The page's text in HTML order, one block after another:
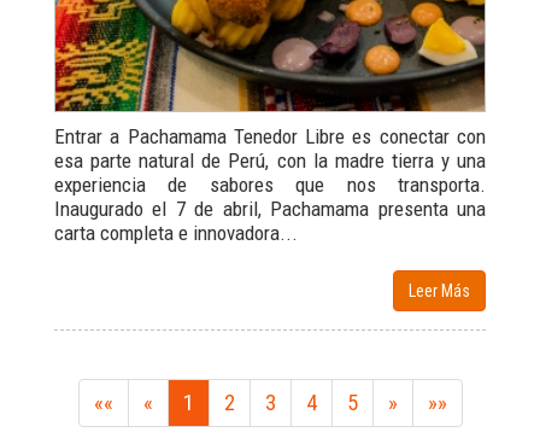
Entrar a Pachamama Tenedor Libre es conectar con
esa parte natural de Perú, con la madre tierra y una
experiencia de sabores que nos transporta.
Inaugurado el 7 de abril, Pachamama presenta una
carta completa e innovadora...
Leer Más
«« « 1 2 3 4 5 » »»